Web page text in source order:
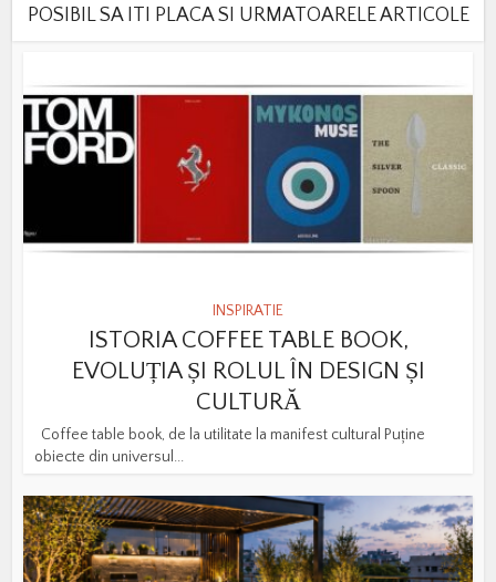
POSIBIL SA ITI PLACA SI URMATOARELE ARTICOLE
INSPIRATIE
ISTORIA COFFEE TABLE BOOK,
EVOLUȚIA ȘI ROLUL ÎN DESIGN ȘI
CULTURĂ
Coffee table book, de la utilitate la manifest cultural Puține
obiecte din universul...